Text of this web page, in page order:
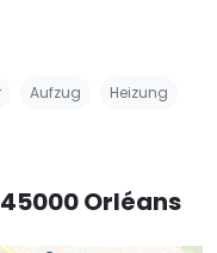
Aufzug Heizung
Orléans